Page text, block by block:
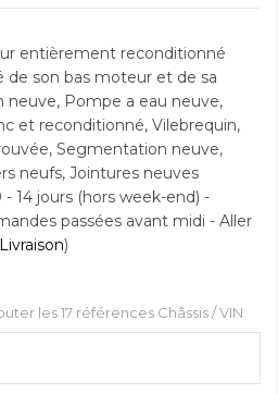
entièrement reconditionné
son bas moteur et de sa
neuve, Pompe a eau neuve,
et reconditionné, Vilebrequin,
Segmentation neuve,
neufs, Jointures neuves
- 14 jours (hors week-end) -
passées avant midi - Aller
Livraison)
les 17 références Châssis / VIN